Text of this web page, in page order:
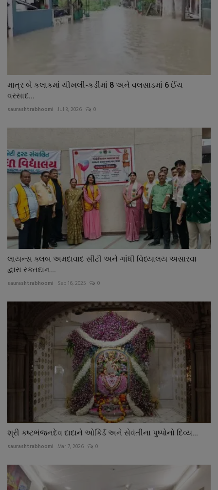
માત્ર બે કલાકમાં ચીખલી-કડીમાં 8 અને વલસાડમાં 6 ઈંચ
વરસાદ...
saurashtrabhoomi Jul 3, 2026 0
લાયન્સ ક્લબ અમદાવાદ સીટી અને ગાંધી વિધ્યાલય અસારવા
દ્વારા રકતદાન...
saurashtrabhoomi Sep 16, 2025 0
શ્રી કષ્ટભંજનદેવ દાદાને ઓકિર્ડ અને સેવંતીના પુષ્પોનો દિવ્ય...
saurashtrabhoomi Mar 7, 2026 0